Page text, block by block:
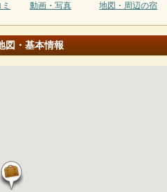
動画・写真 地図・周辺の宿
図・基本情報